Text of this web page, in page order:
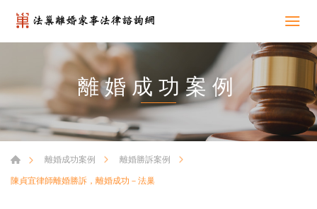
離婚成功案例
離婚成功案例
離婚勝訴案例
陳貞宜律師離婚勝訴，離婚成功－法巢